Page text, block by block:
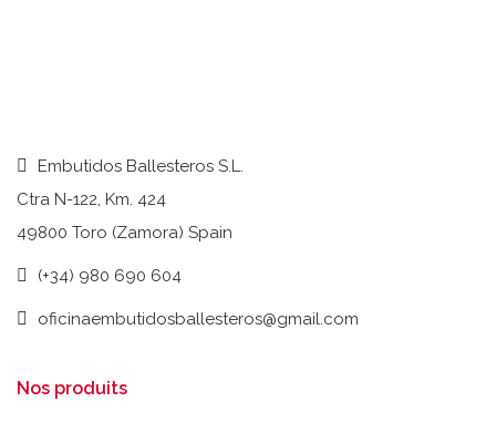
Embutidos Ballesteros S.L.
Ctra N-122, Km. 424
49800 Toro (Zamora) Spain
(+34) 980 690 604
oficinaembutidosballesteros@gmail.com
Nos produits